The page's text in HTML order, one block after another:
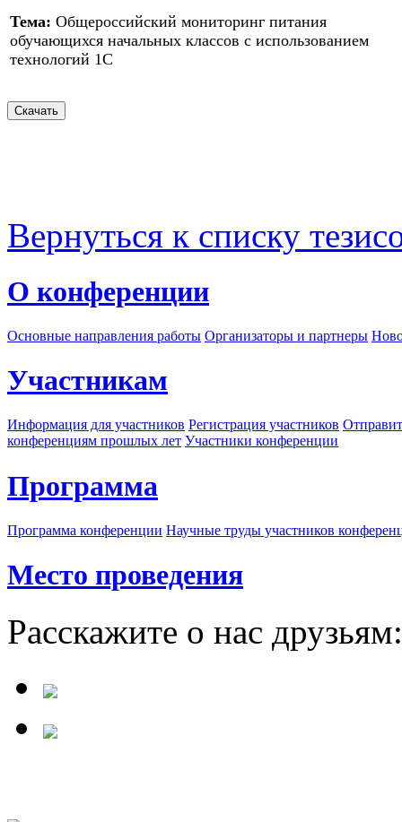
Тема: Общероссийский мониторинг питания
обучающихся начальных классов с использованием
технологий 1С
Вернуться к списку
О конференции
Основные направления работы Организаторы и партнеры
Участникам
Информация для участников Регистрация участников
конференциям прошлых лет Участники конференции
Программа
Программа конференции Научные труды участников
Место проведения
Расскажите о нас друзьям: